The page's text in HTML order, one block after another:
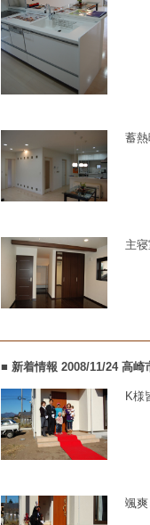
蓄
主
■ 新着情報 2008/11/24 高
K様
颯爽